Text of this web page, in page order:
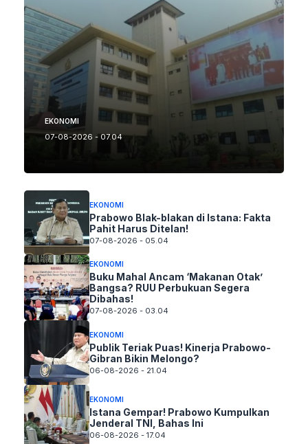
EKONOMI
07-08-2026 - 07.04
EKONOMI
Prabowo Blak-blakan di Istana: Fakta
Pahit Harus Ditelan!
07-08-2026 - 05.04
EKONOMI
Buku Mahal Ancam ‘Makanan Otak’
Bangsa? RUU Perbukuan Segera
Dibahas!
07-08-2026 - 03.04
EKONOMI
Publik Teriak Puas! Kinerja Prabowo-
Gibran Bikin Melongo?
06-08-2026 - 21.04
EKONOMI
Istana Gempar! Prabowo Kumpulkan
Jenderal TNI, Bahas Ini
06-08-2026 - 17.04